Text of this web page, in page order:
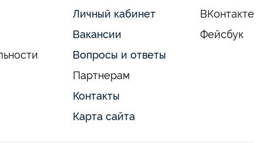
Личный кабинет
Вакансии
Вопросы и ответы
Партнерам
Контакты
Карта сайта
ВКонтакте
Фейсбук